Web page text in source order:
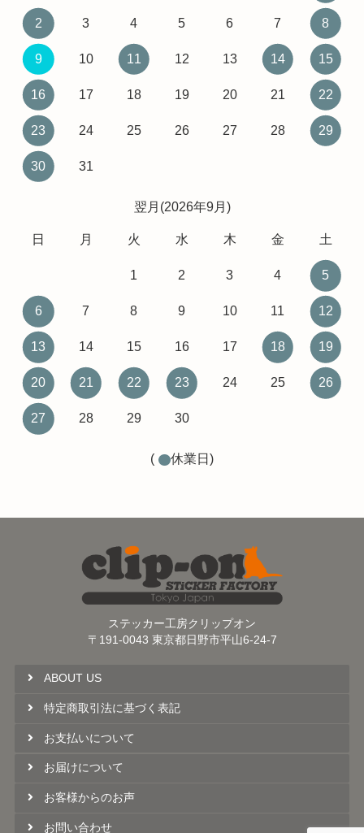
2 3 4 5 6 7 8
9 10 11 12 13 14 15
16 17 18 19 20 21 22
23 24 25 26 27 28 29
30 31
翌月(2026年9月)
日 月 火 水 木 金 土
1 2 3 4 5
6 7 8 9 10 11 12
13 14 15 16 17 18 19
20 21 22 23 24 25 26
27 28 29 30
( 休業日)
ステッカー工房クリップオン
〒191-0043 東京都日野市平山6-24-7
ABOUT US
特定商取引法に基づく表記
お支払いについて
お届けについて
お客様からのお声
お問い合わせ